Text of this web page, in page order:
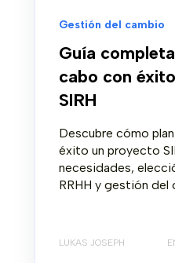
Gestión del cambio
Guía
cabo con
SIRH
Descubre cómo
éxito un proyecto
necesidades,
RRHH y gestión del
LUKAS JOSEPH